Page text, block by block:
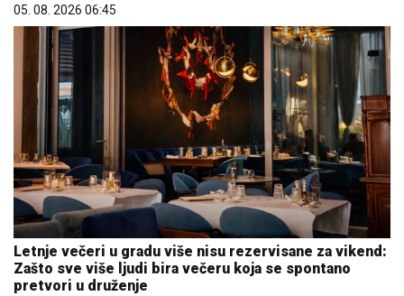
05. 08. 2026 06:45
Letnje večeri u gradu više nisu rezervisane za vikend:
Zašto sve više ljudi bira večeru koja se spontano
pretvori u druženje